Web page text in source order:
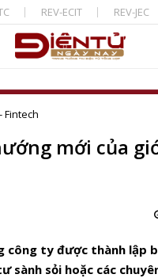
REV-ECIT REV-JEC
Fintech
mới của
công ty được thành lập
sành sỏi hoặc các